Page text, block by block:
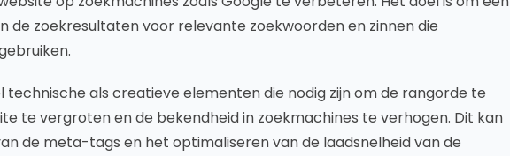
de zoekresultaten voor relevante zoekwoorden en zinnen die
technische als creatieve elementen die nodig zijn om de rangorde te
te vergroten en de bekendheid in zoekmachines te verhogen. Dit kan
de meta-tags en het optimaliseren van de laadsnelheid van de